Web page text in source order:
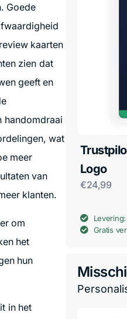
Goede
kaarten
zien dat
geeft en
handomdraai
wat
meer
van
klanten.
om
het
hun
in het
Logo
€24,99
Gratis